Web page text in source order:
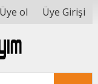
Üye ol Üye Girişi